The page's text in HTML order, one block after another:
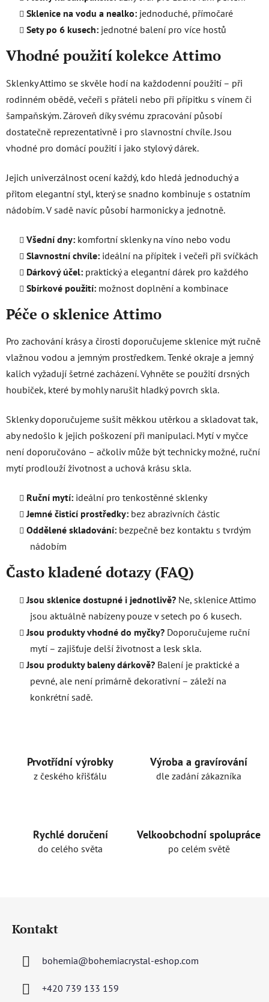
Sklenice na vodu a nealko: jednoduché, přímočaré
Sety po 6 kusech: jednotné balení pro více hostů
Vhodné použití kolekce Attimo
Sklenky Attimo se skvěle hodí na každodenní použití – při
rodinném obědě, večeři s přáteli nebo při přípitku s vínem či
šampaňským. Zároveň díky svému zpracování působí
dostatečně reprezentativně i pro slavnostní chvíle. Jsou
vhodné pro domácí použití i jako stylový dárek.
Jejich univerzálnost ocení každý, kdo hledá jednoduchý a
přitom elegantní styl, který se snadno kombinuje s ostatním
nádobím. V sadě navíc působí harmonicky a jednotně.
Všední dny: komfortní sklenky na víno nebo vodu
Slavnostní chvíle: ideální na přípitek i večeři při svíčkách
Dárkový účel: praktický a elegantní dárek pro každého
Sbírkové použití: možnost doplnění a kombinace
Péče o sklenice Attimo
Pro zachování krásy a čirosti doporučujeme sklenice mýt ručně
vlažnou vodou a jemným prostředkem. Tenké okraje a jemný
kalich vyžadují šetrné zacházení. Vyhněte se použití drsných
houbiček, které by mohly narušit hladký povrch skla.
Sklenky doporučujeme sušit měkkou utěrkou a skladovat tak,
aby nedošlo k jejich poškození při manipulaci. Mytí v myčce
není doporučováno – ačkoliv může být technicky možné, ruční
mytí prodlouží životnost a uchová krásu skla.
Ruční mytí: ideální pro tenkostěnné sklenky
Jemné čisticí prostředky: bez abrazivních částic
Oddělené skladování: bezpečně bez kontaktu s tvrdým
nádobím
Často kladené dotazy (FAQ)
Jsou sklenice dostupné i jednotlivě? Ne, sklenice Attimo
jsou aktuálně nabízeny pouze v setech po 6 kusech.
Jsou produkty vhodné do myčky? Doporučujeme ruční
mytí – zajišťuje delší životnost a lesk skla.
Jsou produkty baleny dárkově? Balení je praktické a
pevné, ale není primárně dekorativní – záleží na
konkrétní sadě.
Prvotřídní výrobky
z českého křišťálu
Výroba a gravírování
dle zadání zákazníka
Rychlé doručení
do celého světa
Velkoobchodní spolupráce
po celém světě
Kontakt
bohemia@bohemiacrystal-eshop.com
+420 739 133 159